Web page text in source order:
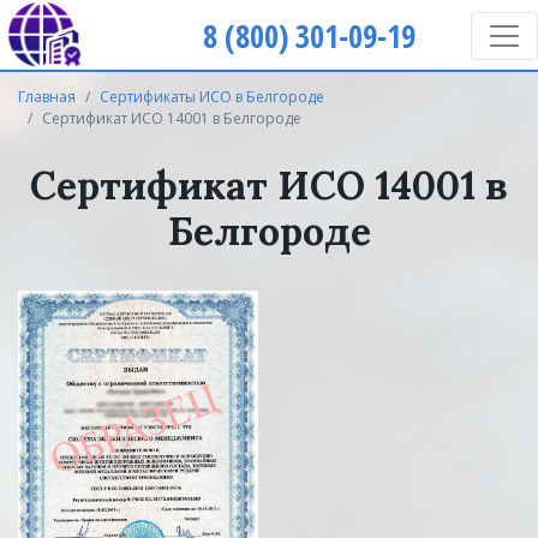
8 (800) 301-09-19
Главная
Сертификаты ИСО в Белгороде
Сертификат ИСО 14001 в Белгороде
Сертификат ИСО 14001 в
Белгороде